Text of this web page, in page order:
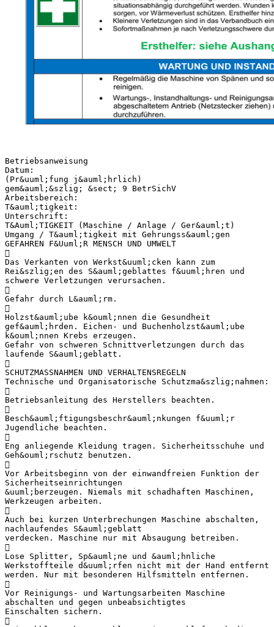
Betriebsanweisung
Datum:
(Pr&uuml;fung j&auml;hrlich)
gem&auml;&szlig; &sect; 9 BetrSichV
Arbeitsbereich:
T&auml;tigkeit:
Unterschrift:
T&Auml;TIGKEIT (Maschine / Anlage / Ger&auml;t)
Umgang / T&auml;tigkeit mit Gehrungss&auml;gen
GEFAHREN F&Uuml;R MENSCH UND UMWELT

Das Verkanten von Werkst&uuml;cken kann zum
Rei&szlig;en des S&auml;geblattes f&uuml;hren und
schwere Verletzungen verursachen.

Gefahr durch L&auml;rm.

Holzst&auml;ube k&ouml;nnen die Gesundheit
gef&auml;hrden. Eichen- und Buchenholzst&auml;ube
k&ouml;nnen Krebs erzeugen.
Gefahr von schweren Schnittverletzungen durch das
laufende S&auml;geblatt.

SCHUTZMASSNAHMEN UND VERHALTENSREGELN
Technische und Organisatorische Schutzma&szlig;nahmen:

Betriebsanleitung des Herstellers beachten.

Besch&auml;ftigungsbeschr&auml;nkungen f&uuml;r
Jugendliche beachten.

Eng anliegende Kleidung tragen. Sicherheitsschuhe und
Geh&ouml;rschutz benutzen.

Vor Arbeitsbeginn von der einwandfreien Funktion der
Sicherheitseinrichtungen
&uuml;berzeugen. Niemals mit schadhaften Maschinen,
Werkzeugen arbeiten.

Auch bei kurzen Unterbrechungen Maschine abschalten,
nachlaufendes S&auml;geblatt
verdecken. Maschine nur mit Absaugung betreiben.

Lose Splitter, Sp&auml;ne und &auml;hnliche
Werkstoffteile d&uuml;rfen nicht mit der Hand entfernt
werden. Nur mit besonderen Hilfsmitteln entfernen.

Vor Reinigungs- und Wartungsarbeiten Maschine
abschalten und gegen unbeabsichtigtes
Einschalten sichern.
